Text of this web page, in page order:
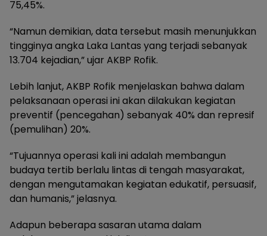
75,45%.
“Namun demikian, data tersebut masih menunjukkan
tingginya angka Laka Lantas yang terjadi sebanyak
13.704 kejadian,” ujar AKBP Rofik.
Lebih lanjut, AKBP Rofik menjelaskan bahwa dalam
pelaksanaan operasi ini akan dilakukan kegiatan
preventif (pencegahan) sebanyak 40% dan represif
(pemulihan) 20%.
“Tujuannya operasi kali ini adalah membangun
budaya tertib berlalu lintas di tengah masyarakat,
dengan mengutamakan kegiatan edukatif, persuasif,
dan humanis,” jelasnya.
Adapun beberapa sasaran utama dalam